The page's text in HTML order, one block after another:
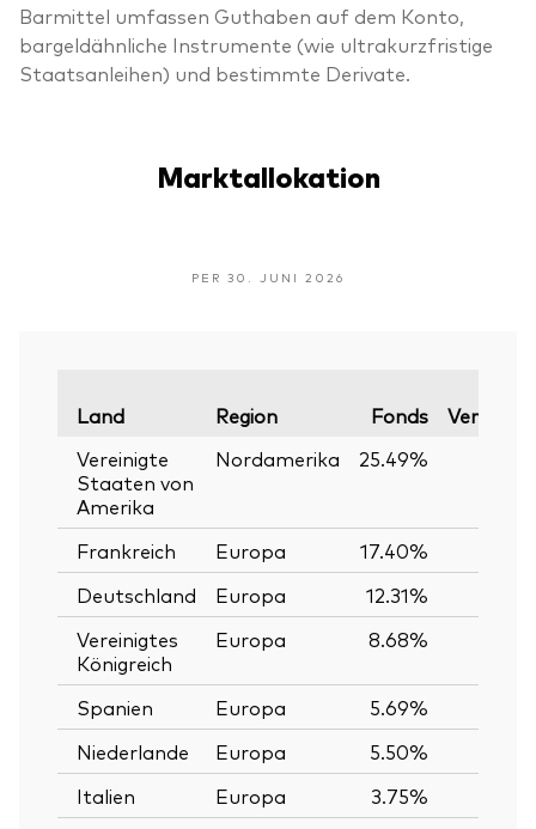
Barmittel umfassen Guthaben auf dem Konto,
bargeldähnliche Instrumente (wie ultrakurzfristige
Staatsanleihen) und bestimmte Derivate.
Marktallokation
PER 30. JUNI 2026
Land Region Fonds
Vereinigte
Staaten von
Amerika
Nordamerika 25.49%
Frankreich Europa
17.40%
Deutschland
Europa
12.31%
Vereinigtes
Königreich
Europa 8.68%
Spanien Europa
5.69%
Niederlande
Europa
5.50%
Italien
Europa
3.75%